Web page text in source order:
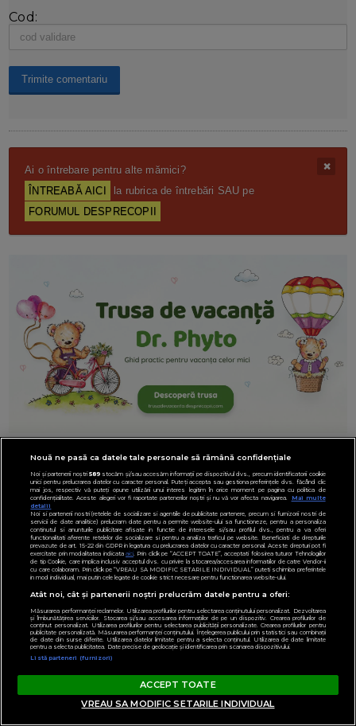
Cod:
Ai o întrebare pentru alte mămici?
ÎNTREABĂ AICI
la rubrica de întrebări SAU pe
FORUMUL DESPRECOPII
Nouă ne pasă ca datele tale personale să rămână confidențiale
Noi și partenerii noștri589stocăm și/sau accesăm informații pe dispozitivul dvs., precum identificatorii cookie
unici pentru prelucrarea datelor cu caracter personal. Puteți accepta sau gestiona preferințele dvs. făcând clic
mai jos, respectiv vă puteți opune utilizării unui interes legitim în orice moment pe pagina cu politica de
confidențialitate. Aceste alegeri vor fi raportate partenerilor noștri și nu vă vor afecta navigarea.
Mai multe
detalii
Noi si partenerii nostri (retelele de socializare si agentiile de publicitate partenere, precum si furnizorii nostri de
servicii de date analitice) prelucram date pentru a permite website-ului sa functioneze, pentru a personaliza
continutul si anunturile publicitare afisate in functie de interesele si/sau profilul dvs., pentru a va oferi
functionalitati aferente retelelor de socializare si pentru a analiza traficul pe website. Beneficiati de drepturile
prevazute de art. 15-22 din GDPR in legatura cu prelucrarea datelor cu caracter personal. Aceste drepturi pot fi
exercitate prin modalitatea indicataaici. Prin click pe “ACCEPT TOATE”, acceptati folosirea tuturor Tehnologiilor
de tip Cookie, care implica inclusiv acceptul dvs. cu privire la stocarea/accesarea informatiilor de catre Vendor-ii
cu care colaboram. Prin click pe “VREAU SA MODIFIC SETARILE INDIVIDUAL” puteti schimba preferintele
in mod individual, mai putin cele legate de cookie strict necesare pentru functionarea website-ului.
Atât noi, cât și partenerii noștri prelucrăm datele pentru a oferi:
Măsurarea performanței reclamelor. Utilizarea profilurilor pentru selectarea conținutului personalizat. Dezvoltarea
și îmbunătățirea serviciilor. Stocarea și/sau accesarea informațiilor de pe un dispozitiv. Crearea profilurilor de
conținut personalizat. Utilizarea profilurilor pentru selectarea publicității personalizate. Crearea profilurilor pentru
publicitate personalizată. Măsurarea performanței conținutului. Înțelegerea publicului prin statistici sau combinații
de date din surse diferite. Utilizarea datelor limitate pentru a selecta conținutul. Utilizarea de date limitate
pentru a selecta publicitatea. Date precise de geolocație și identificarea prin scanarea dispozitivului.
Listă parteneri (furnizori)
ACCEPT TOATE
VREAU SA MODIFIC SETARILE INDIVIDUAL